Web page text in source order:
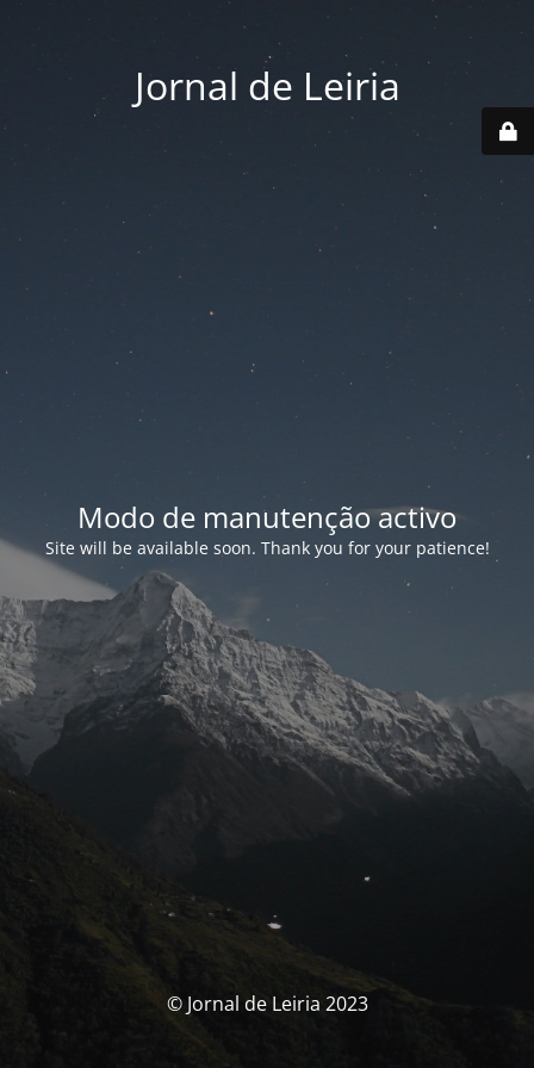
Jornal de Leiria
Modo de manutenção activo
Site will be available soon. Thank you for your patience!
© Jornal de Leiria 2023